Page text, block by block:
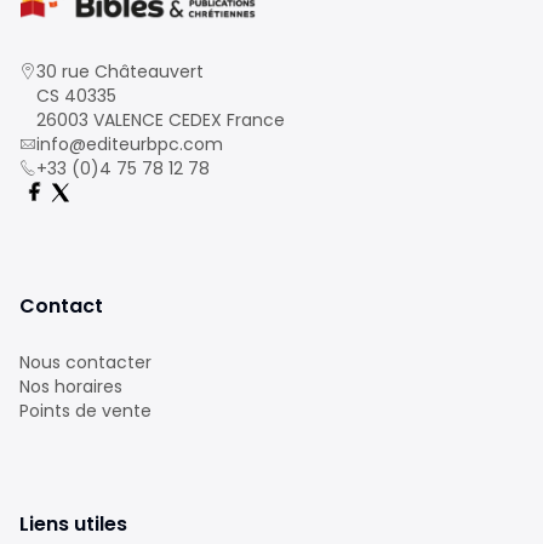
30 rue Châteauvert
CS 40335
26003 VALENCE CEDEX France
info@editeurbpc.com
+33 (0)4 75 78 12 78
Contact
Nous contacter
Nos horaires
Points de vente
Liens utiles